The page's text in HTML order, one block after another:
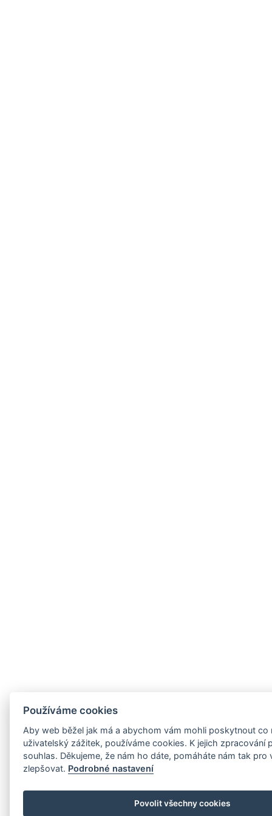
Používáme cookies
Aby web běžel jak má a abychom vám mohli poskytnout co
uživatelský zážitek, používáme cookies. K jejich zpracování
souhlas. Děkujeme, že nám ho dáte, pomáháte nám tak pro
zlepšovat. Podrobné nastavení
Povolit všechny cookies